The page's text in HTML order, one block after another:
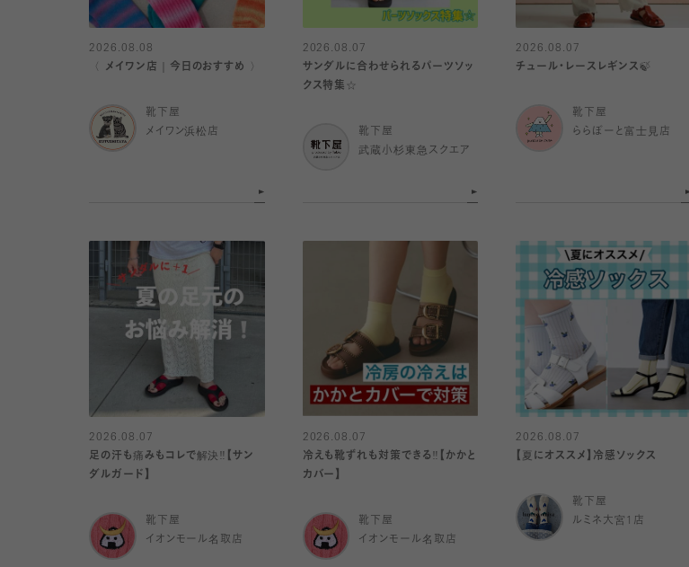
2026.08.08
〈 メイワン店｜今日のおすすめ 〉
靴下屋
メイワン浜松店
2026.08.07
サンダルに合わせられるパーツソッ
クス特集☆
靴下屋
武蔵小杉東急スクエア
2026.08.07
チュール・レースレギンス🍃
靴下屋
ららぽーと富士見店
2026.08.07
足の汗も痛みもコレで解決‼️【サン
ダルガード】
靴下屋
イオンモール名取店
2026.08.07
冷えも靴ずれも対策できる‼️【かかと
カバー】
靴下屋
イオンモール名取店
2026.08.07
【夏にオススメ】冷感ソックス
靴下屋
ルミネ大宮1店